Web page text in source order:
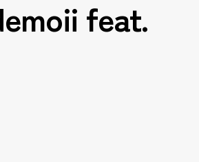
feat.